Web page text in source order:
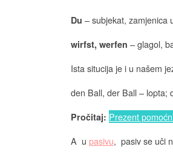
Du – subjekat, zamjenica
wirfst, werfen – glagol,
Ista situcija je i u našem
den Ball, der Ball – lopta;
Pročitaj: Prezent
A u pasivu, pasiv se uči